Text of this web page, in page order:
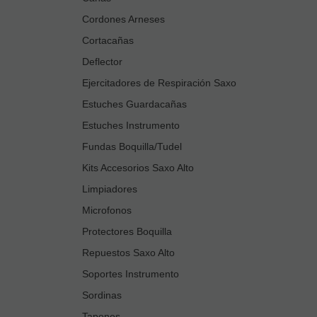
Cordones Arneses
Cortacañas
Deflector
Ejercitadores de Respiración Saxo
Estuches Guardacañas
Estuches Instrumento
Fundas Boquilla/Tudel
Kits Accesorios Saxo Alto
Limpiadores
Microfonos
Protectores Boquilla
Repuestos Saxo Alto
Soportes Instrumento
Sordinas